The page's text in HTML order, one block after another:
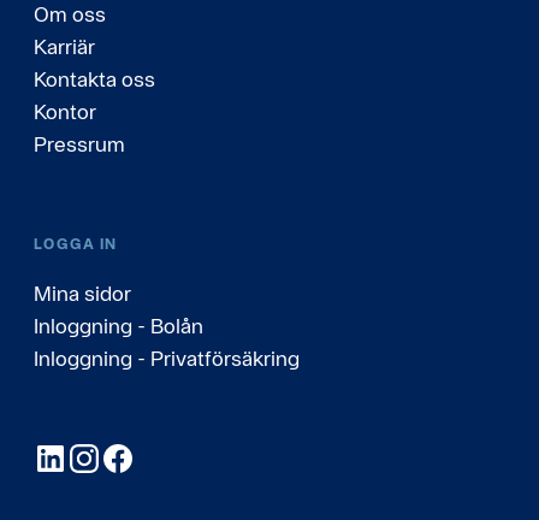
Om oss
Karriär
Kontakta oss
Kontor
Pressrum
LOGGA IN
Mina sidor
Inloggning - Bolån
Inloggning - Privatförsäkring
LinkedInInstagram